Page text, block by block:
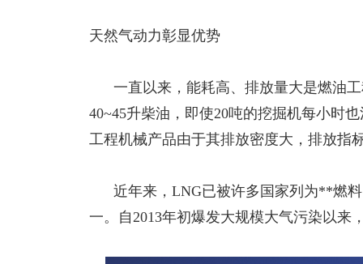
天然气动力彰显优势
一直以来，能耗高、排放量大是燃油工
40~45升柴油，即使20吨的挖掘机每小时
工程机械产品由于其排放密度大，排放指
近年来， LNG已被许多国家列为**燃
一。自2013年初爆发大规模大气污染以来